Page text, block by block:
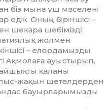
біз мына үш мәселені
едік. Оның біріншісі –
шекара ше­бі­мізді
жолмен
– елордамызды
Ақмолаға ауыстырып,
қа­ланы
жақын шетелдерден
бауырлары­мыз­ды